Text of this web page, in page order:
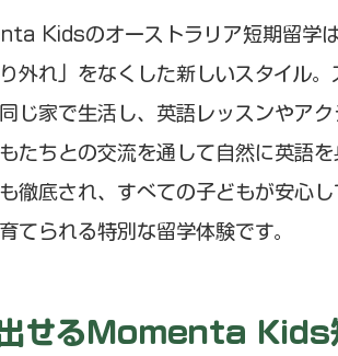
Kidsのオーストラリア短期留学
り外れ」をなくした新しいスタイル
じ家で生活し、英語レッスンやア
たちとの交流を通して自然に英語
徹底され、すべての子どもが安心し
てられる特別な留学体験です。
出せるMomenta Kids